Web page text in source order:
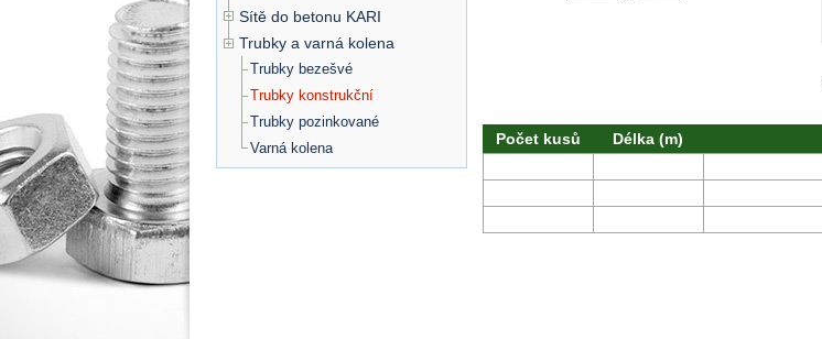
Sítě do betonu KARI
Trubky a varná kolena
Trubky bezešvé
Trubky konstrukční
Trubky pozinkované
Varná kolena
Počet kusů Délka (m)